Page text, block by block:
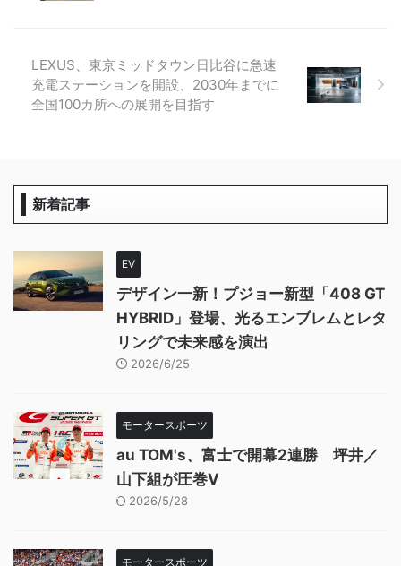
LEXUS、東京ミッドタウン日比谷に急速
充電ステーションを開設、2030年までに
全国100カ所への展開を目指す
新着記事
EV
デザイン一新！プジョー新型「408 GT
HYBRID」登場、光るエンブレムとレタ
リングで未来感を演出
2026/6/25
モータースポーツ
au TOM's、富士で開幕2連勝 坪井／
山下組が圧巻V
2026/5/28
モータースポーツ